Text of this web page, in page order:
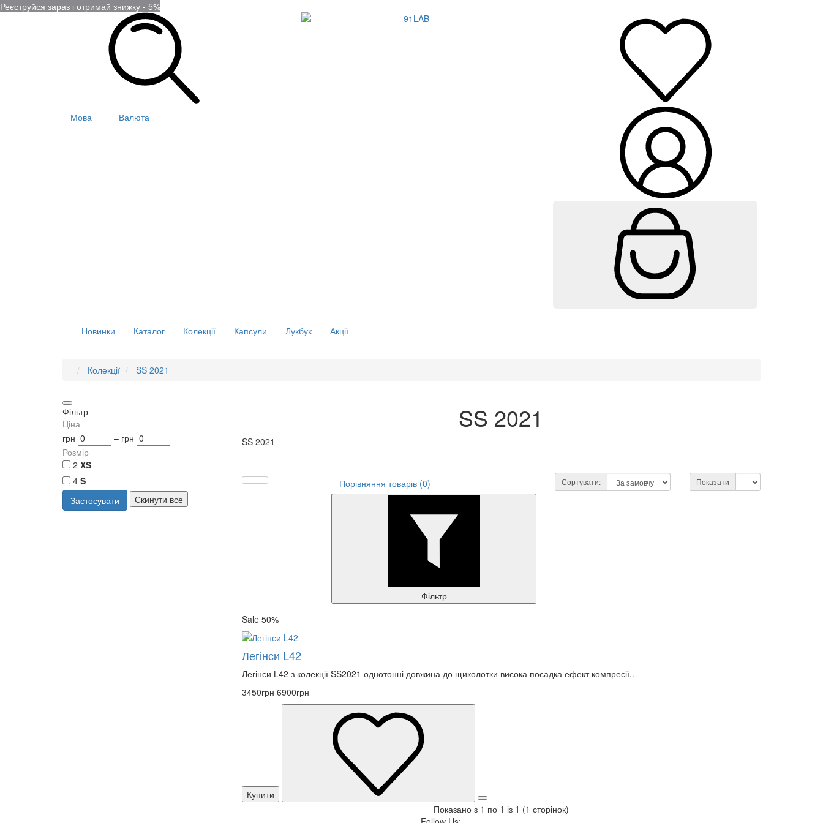
Реєструйся зараз і отримай знижку - 5%
Мова Валюта
Новинки Каталог Колекції Капсули Лукбук Акції
Колекції SS 2021
Фільтр
Ціна
грн
– грн
Розмір
2 XS
4 S
SS 2021
SS 2021
Порівняння товарів (0)
Фільтр
Сортувати: Показати
Sale 50%
Легінси L42
Легінси L42 з колекції SS2021 однотонні довжина до щиколотки висока посадка ефект компресії..
3450грн 6900грн
Купити
Показано з 1 по 1 із 1 (1 сторінок)